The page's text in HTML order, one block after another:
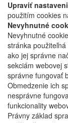
Upraviť
použitím cookies
Nevyhnutné
Nevyhnutné
stránka
ako jej správne
sekciám webovej
správne fungovať
Obmedzenie ich
nesprávne
funkcionality
Právny základ